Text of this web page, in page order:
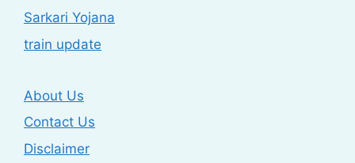
Sarkari Yojana
train update
About Us
Contact Us
Disclaimer